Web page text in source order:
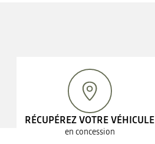
RÉCUPÉREZ VOTRE VÉHICULE
en concession